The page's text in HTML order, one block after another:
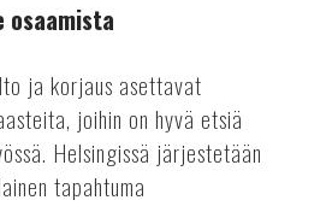
osaamista
ja korjaus asettavat
joihin on hyvä etsiä
Helsingissä järjestetään
tapahtuma